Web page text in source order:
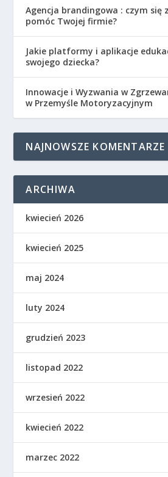
Agencja brandingowa : czym się
pomóc Twojej firmie?
Jakie platformy i aplikacje
swojego dziecka?
Innowacje i Wyzwania w
w Przemyśle Motoryzacyjnym
NAJNOWSZE KOMENTARZE
ARCHIWA
kwiecień 2026
kwiecień 2025
maj 2024
luty 2024
grudzień 2023
listopad 2022
wrzesień 2022
kwiecień 2022
marzec 2022